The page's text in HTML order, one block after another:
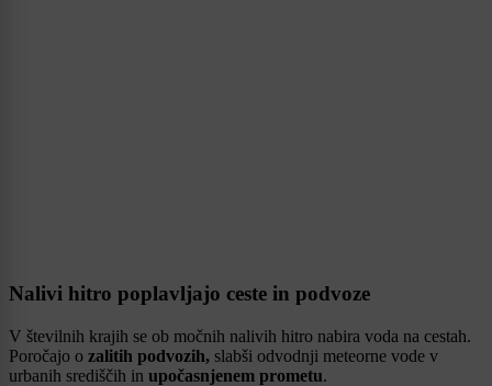
Nalivi hitro poplavljajo ceste in podvoze
V številnih krajih se ob močnih nalivih hitro nabira voda na cestah.
Poročajo o zalitih podvozih, slabši odvodnji meteorne vode v
urbanih središčih in upočasnjenem prometu.